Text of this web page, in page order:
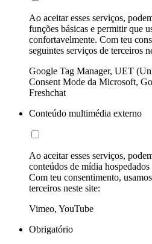
Ao aceitar esses serviços,
funções básicas e permitir que
confortavelmente. Com teu
seguintes serviços de terceiros
Google Tag Manager, UET
Consent Mode da Microsoft,
Freshchat
Conteúdo multimédia externo
Ao aceitar esses serviços,
conteúdos de mídia
Com teu consentimento,
terceiros neste site:
Vimeo, YouTube
Obrigatório